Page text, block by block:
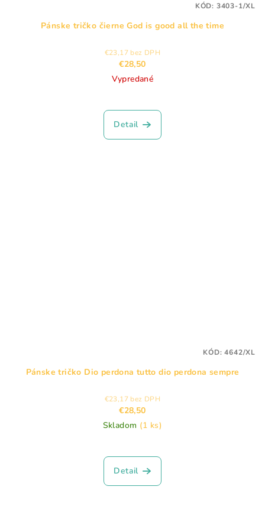
Pánske tričko čierne God is good all the time
€23,17 bez DPH
€28,50
Vypredané
Detail
KÓD: 3403-1/XL
Pánske tričko Dio perdona tutto dio perdona sempre
€23,17 bez DPH
€28,50
Skladom (1 ks)
Detail
KÓD:4642/XL